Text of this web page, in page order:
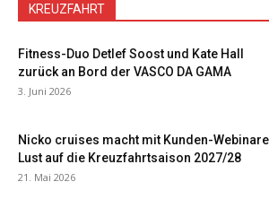
KREUZFAHRT
Fitness-Duo Detlef Soost und Kate Hall
zurück an Bord der VASCO DA GAMA
3. Juni 2026
Nicko cruises macht mit Kunden-
Lust auf die Kreuzfahrtsaison 2027/28
21. Mai 2026